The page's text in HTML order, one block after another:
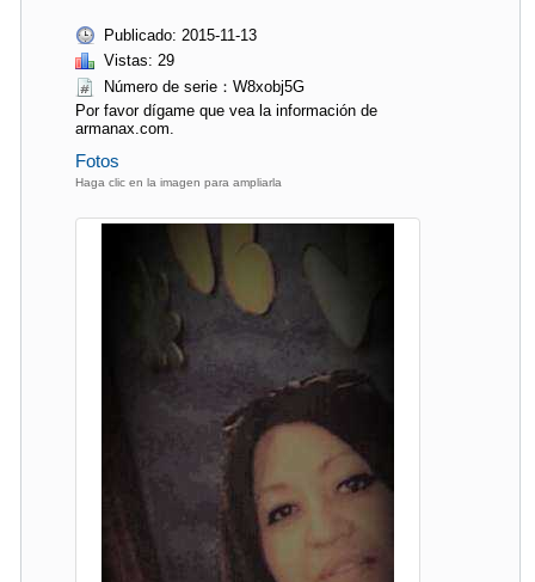
Publicado: 2015-11-13
Vistas: 29
Número de serie：W8xobj5G
Por favor dígame que vea la información de
armanax.com.
Fotos
Haga clic en la imagen para ampliarla